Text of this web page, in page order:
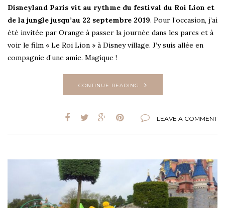
Disneyland Paris vit au rythme du festival du Roi Lion et
de la jungle jusqu’au 22 septembre 2019. Pour l’occasion, j’ai
été invitée par Orange à passer la journée dans les parcs et à
voir le film « Le Roi Lion » à Disney village. J’y suis allée en
compagnie d’une amie. Magique !
CONTINUE READING
LEAVE A COMMENT